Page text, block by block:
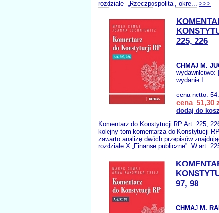
rozdziale „Rzeczpospolita”, okre... >>>
225, 226
CHMAJ M.
wydawnictwo:
wydanie I
cena netto:
cena 51,30
dodaj do
Komentarz do Konstytucji RP Art. 225,
kolejny tom komentarza do Konstytucji
zawarto analizę dwóch przepisów
rozdziale X „Finanse publiczne”. W art.
97, 98
CHMAJ M.